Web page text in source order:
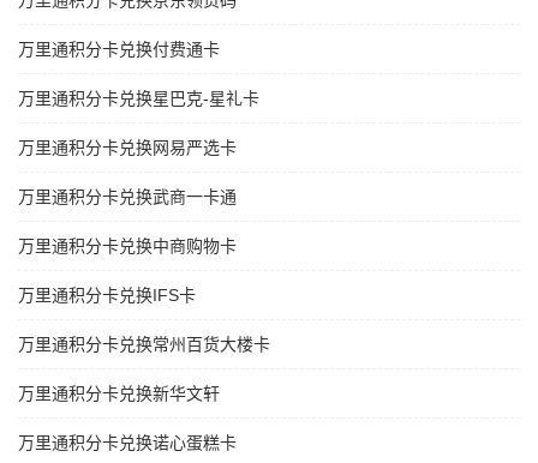
万里通积分卡兑换付费通卡
万里通积分卡兑换星巴克-星礼卡
万里通积分卡兑换网易严选卡
万里通积分卡兑换武商一卡通
万里通积分卡兑换中商购物卡
万里通积分卡兑换IFS卡
万里通积分卡兑换常州百货大楼卡
万里通积分卡兑换新华文轩
万里通积分卡兑换诺心蛋糕卡